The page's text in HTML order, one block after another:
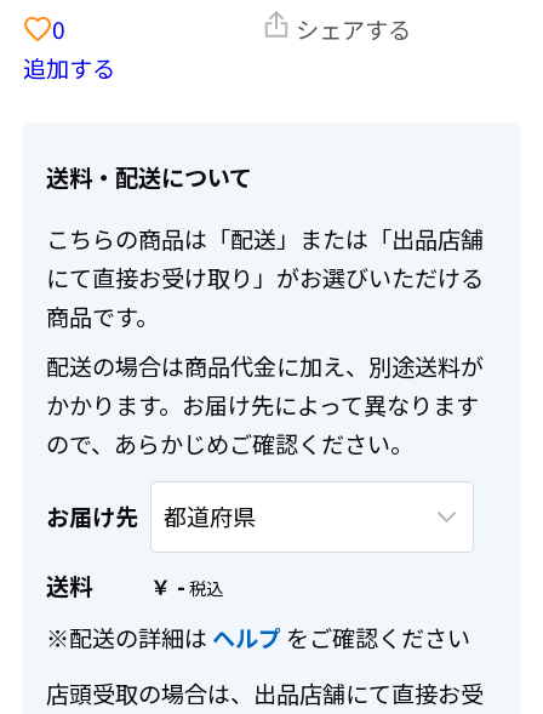
0
追加する
シェアする
送料・配送について
こちらの商品は「配送」または「出品店舗
にて直接お受け取り」がお選びいただける
商品です。
配送の場合は商品代金に加え、別途送料が
かかります。お届け先によって異なります
ので、あらかじめご確認ください。
お届け先
送料 ￥ -
※配送の詳細は ヘルプ をご確認ください
店頭受取の場合は、出品店舗にて直接お受